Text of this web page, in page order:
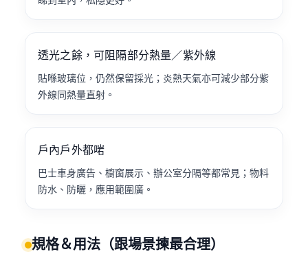
透光之餘，可阻隔部分熱量／紫外線
貼喺玻璃位，仍然保留採光；炎熱天氣亦可減少部分紫
外線同熱量直射。
戶內戶外都啱
巴士車身廣告、櫥窗展示、辦公室分隔等都常見；物料
防水、防曬，應用範圍廣。
規格＆用法（跟場景揀最合理）